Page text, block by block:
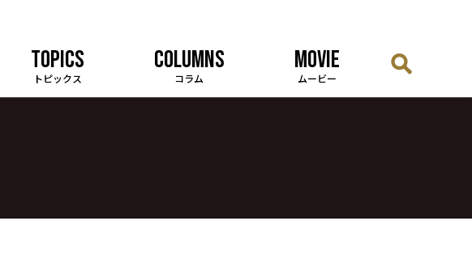
TOPICS
トピックス
COLUMNS
コラム
MOVIE
ムービー